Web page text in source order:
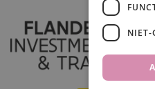
NIET-